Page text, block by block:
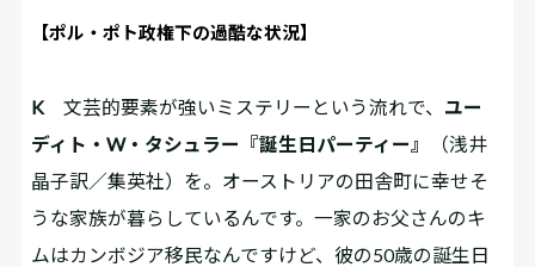
【ポル・ポト政権下の過酷な状況】
K 文芸的要素が強いミステリーという流れで、 ユー
ディト・W・タシュラー『誕生日パーティー』
（浅井
晶子訳／集英社）を。オーストリアの田舎町に幸せそ
うな家族が暮らしているんです。一家のお父さんのキ
ムはカンボジア移民なんですけど、彼の50歳の誕生日